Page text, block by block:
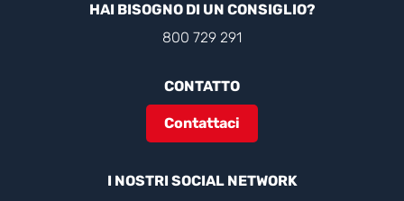
HAI BISOGNO DI UN CONSIGLIO?
800 729 291
CONTATTO
Contattaci
I NOSTRI SOCIAL NETWORK